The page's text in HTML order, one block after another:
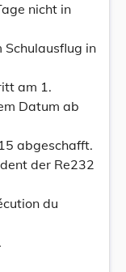
nicht in
Schulausflug in
am 1.
Datum ab
abgeschafft.
der Re232
du